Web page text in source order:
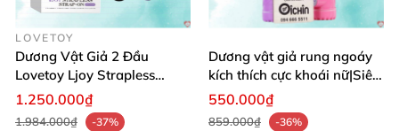
LOVETOY
Dương Vật Giả 2 Đầu
Lovetoy Ljoy Strapless
Rung ĐKTX Siêu Mạnh
1.250.000₫
1.984.000₫
-37%
Dương vật giả rung ngoáy
kích thích cực khoái nữ|Siêu
phẩm
550.000₫
859.000₫
-36%